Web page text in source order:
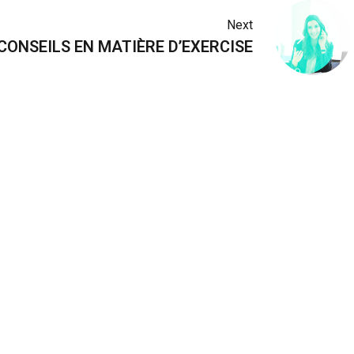
Next
EN MATIÈRE D’EXERCISE